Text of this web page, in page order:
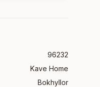
96232
Kave Home
Bokhyllor